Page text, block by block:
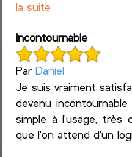
la suite
Incontournable
ParDaniel
Je suis vraiment
devenu
simple à l'usage, très
que l'on attend d'un